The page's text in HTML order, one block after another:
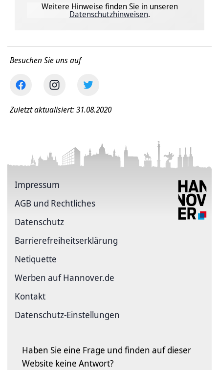
Weitere Hinweise finden Sie in unseren
Datenschutzhinweisen.
Besuchen Sie uns auf
Zuletzt aktualisiert: 31.08.2020
Impressum
AGB und Rechtliches
Datenschutz
Barriere­freiheits­erklärung
Netiquette
Werben auf Hannover.de
Kontakt
Datenschutz-Einstellungen
Haben Sie eine Frage und finden auf dieser
Website keine Antwort?